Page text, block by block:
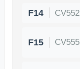
F14 CV552
F15 CV555